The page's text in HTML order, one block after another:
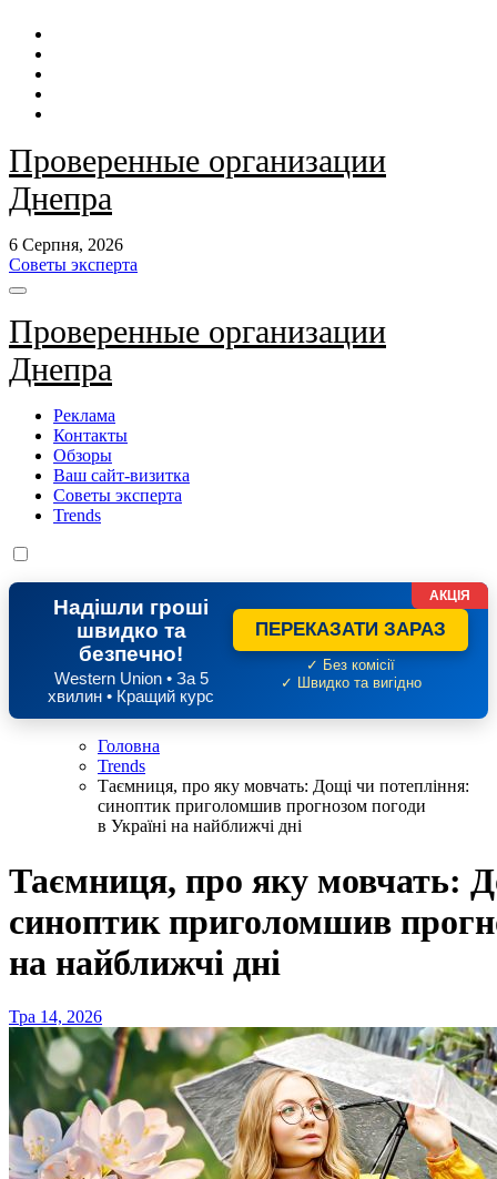
Перейти
контенту
Проверенные организации
Днепра
6 Серпня, 2026
Советы эксперта
Проверенные организации
Днепра
Реклама
Контакты
Обзоры
Ваш сайт-визитка
Советы эксперта
Trends
Надішли гроші
швидко та
безпечно!
Western Union • За 5
хвилин • Кращий курс
ПЕРЕКАЗАТИ ЗАРАЗ
✓ Без комісії
✓ Швидко та вигідно
АКЦІЯ
Головна
Trends
Таємниця, про яку мовчать: Дощі чи потепління:
синоптик приголомшив прогнозом погоди
в Україні на найближчі дні
Таємниця, про яку мовчать:
синоптик приголомшив
на найближчі дні
Тра 14, 2026